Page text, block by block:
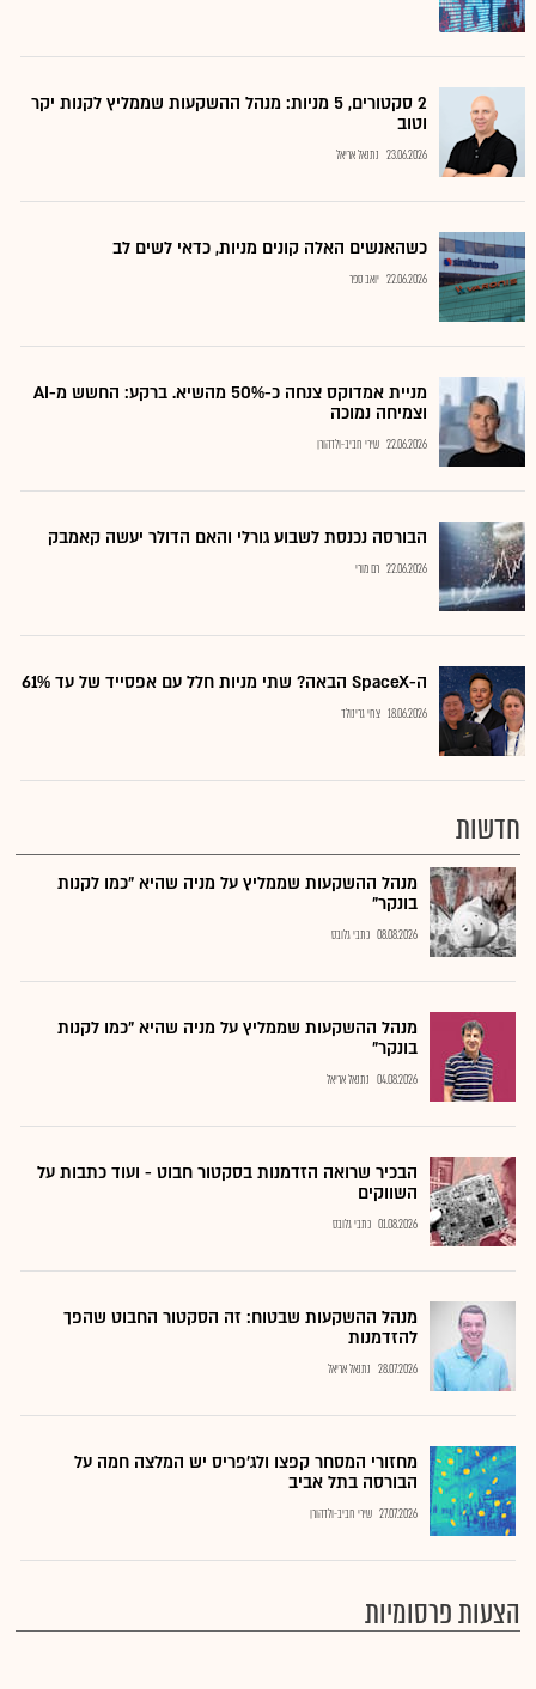
2 סקטורים, 5 מניות: מנהל ההשקעות שממליץ לקנות יקר
וטוב
23.06.2026 נתנאל אריאל
כשהאנשים האלה קונים מניות, כדאי לשים לב
22.06.2026 יואב ספר
מניית אמדוקס צנחה כ-50% מהשיא. ברקע: החשש מ-AI
וצמיחה נמוכה
22.06.2026 שירי חביב-ולדהורן
הבורסה נכנסת לשבוע גורלי והאם הדולר יעשה קאמבק
22.06.2026 רם מורי
ה-SpaceX הבאה? שתי מניות חלל עם אפסייד של עד 61%
18.06.2026 צחי גרינולד
חדשות
מנהל ההשקעות שממליץ על מניה שהיא "כמו לקנות
בונקר"
08.08.2026 כתבי גלובס
מנהל ההשקעות שממליץ על מניה שהיא "כמו לקנות
בונקר"
04.08.2026 נתנאל אריאל
הבכיר שרואה הזדמנות בסקטור חבוט - ועוד כתבות על
השווקים
01.08.2026 כתבי גלובס
מנהל ההשקעות שבטוח: זה הסקטור החבוט שהפך
להזדמנות
28.07.2026 נתנאל אריאל
מחזורי המסחר קפצו ולג'פריס יש המלצה חמה על
הבורסה בתל אביב
27.07.2026 שירי חביב-ולדהורן
הצעות פרסומיות